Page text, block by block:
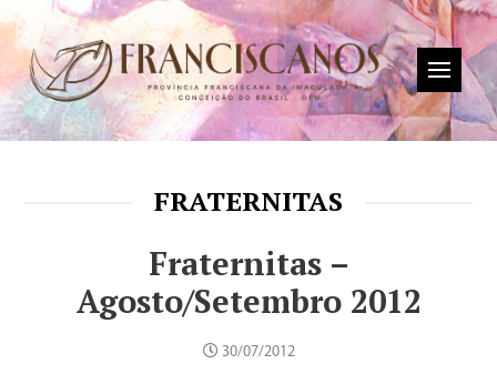
FRATERNITAS
Fraternitas –
Agosto/Setembro 2012
30/07/2012